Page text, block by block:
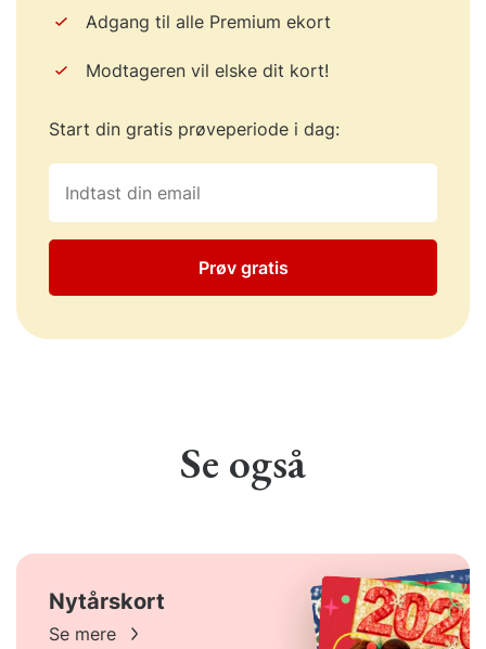
Adgang til alle Premium ekort
Modtageren vil elske dit kort!
Start din gratis prøveperiode i dag:
Prøv gratis
Se også
Nytårskort
Se mere